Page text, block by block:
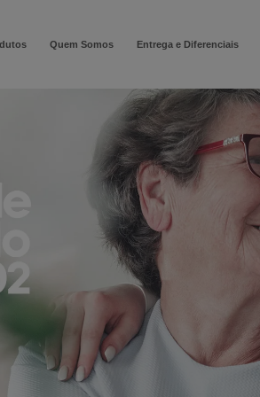
Quem Somos Entrega e Diferenciais